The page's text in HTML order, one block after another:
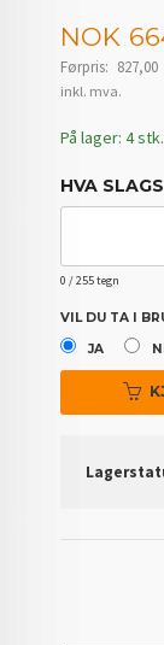
Tilbud
NOK
Førpris: 827,00
Rabatt
inkl. mva.
På lager: 4 stk.
HVA
0 / 255 tegn
VIL DU TA I
JA